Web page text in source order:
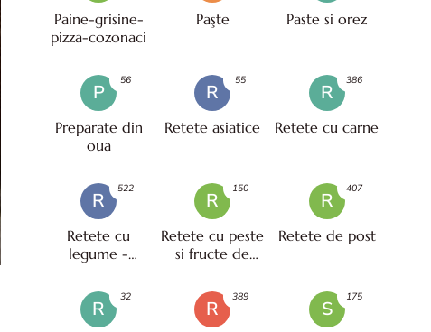
Paine-grisine-
pizza-cozonaci
Paşte Paste si orez
P
Preparate din
oua
56
R
Retete asiatice
55
R
Retete cu carne
386
R
Retete cu
legume -
522
R
Retete cu peste
si fructe de
150
R
Retete de post
407
R
32
R
389
S
175